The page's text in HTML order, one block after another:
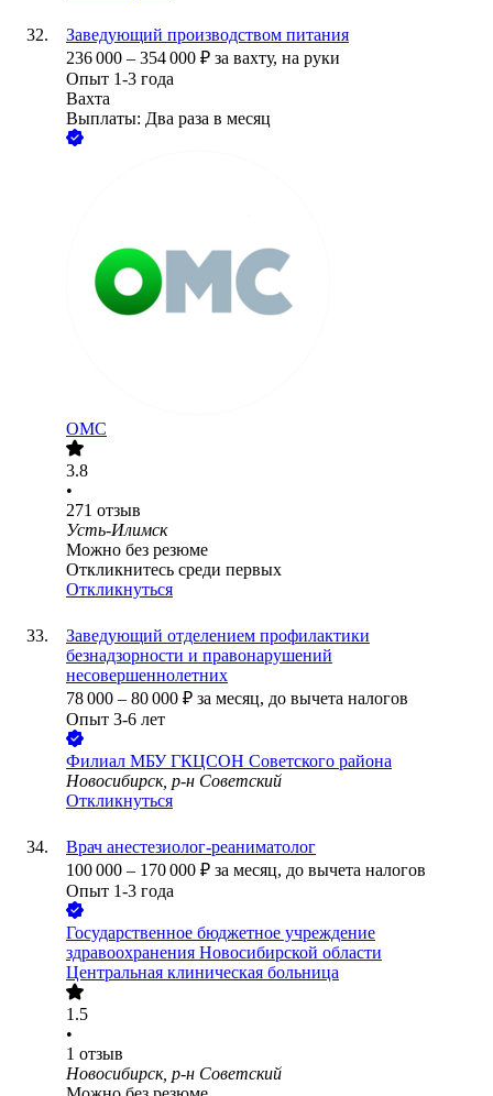
Заведующий производством питания
236 000 – 354 000 ₽ за вахту, на руки
Опыт 1-3 года
Вахта
Выплаты: Два раза в месяц
ОМС
3.8
•
271 отзыв
Усть-Илимск
Можно без резюме
Откликнитесь среди первых
Откликнуться
Заведующий отделением профилактики
безнадзорности и правонарушений
несовершеннолетних
78 000 – 80 000 ₽ за месяц, до вычета налогов
Опыт 3-6 лет
Филиал МБУ ГКЦСОН Советского района
Новосибирск, р-н Советский
Откликнуться
Врач анестезиолог-реаниматолог
100 000 – 170 000 ₽ за месяц, до вычета налогов
Опыт 1-3 года
Государственное бюджетное учреждение
здравоохранения Новосибирской области
Центральная клиническая больница
1.5
•
1 отзыв
Новосибирск, р-н Советский